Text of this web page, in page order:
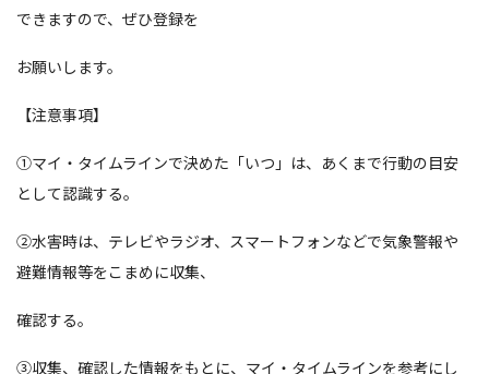
できますので、ぜひ登録を
お願いします。
【注意事項】
①マイ・タイムラインで決めた「いつ」は、あくまで行動の目安
として認識する。
②水害時は、テレビやラジオ、スマートフォンなどで気象警報や
避難情報等をこまめに収集、
確認する。
③収集、確認した情報をもとに、マイ・タイムラインを参考にし